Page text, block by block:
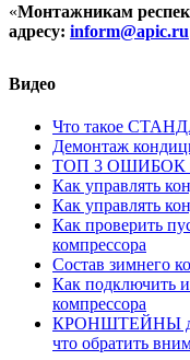
«Монтажникам
адресу: inform@apic.ru
Видео
Что такое
Демонтаж
ТОП 3 ОШИБОК
Как управлять
Как управлять
Как проверить
компрессора
Состав зимнего
Как подключить
компрессора
КРОНШТЕЙНЫ для
что обратить